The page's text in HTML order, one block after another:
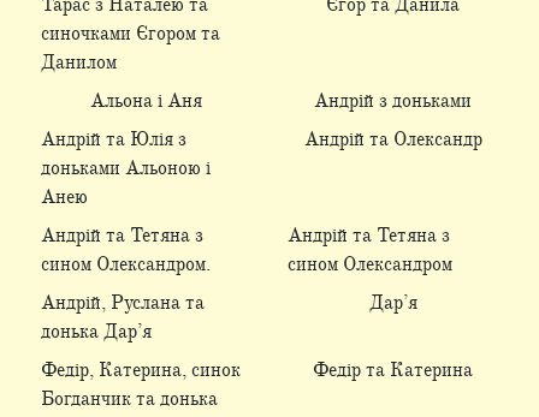
Тарас з Наталею та
синочками Єгором та
Данилом
Єгор та Данила
Альона і Аня
Андрій з доньками
Андрій та Юлія з
доньками Альоною і
Анею
Андрій та Олександр
Андрій та Тетяна з
сином Олександром.
Андрій та Тетяна з
сином Олександром
Андрій, Руслана та
донька Дар’я
Дар’я
Федір, Катерина, синок
Богданчик та донька
Федір та Катерина